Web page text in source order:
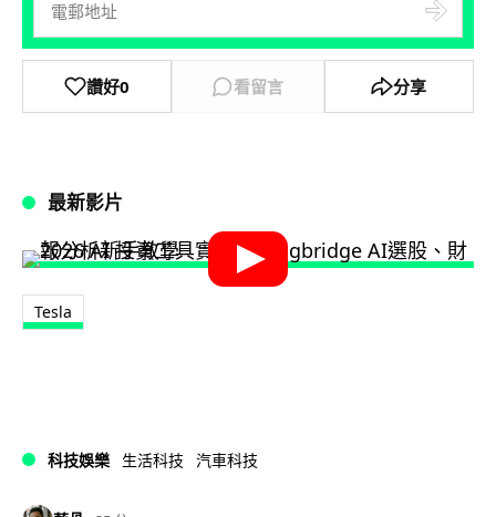
讚好0 看留言 分享
最新影片
Tesla
科技娛樂 生活科技 汽車科技